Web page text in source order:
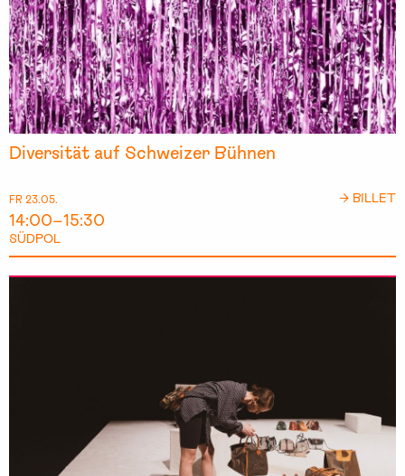
FR 23.05.
14:00–15:30
SÜDPOL
Diversität auf Schweizer Bühnen
→ BILLET